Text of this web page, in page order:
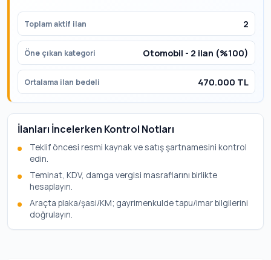
Toplam aktif ilan 2
Öne çıkan kategori Otomobil - 2 ilan (%100)
Ortalama ilan bedeli 470.000 TL
İlanları İncelerken Kontrol Notları
Teklif öncesi resmi kaynak ve satış şartnamesini kontrol
edin.
Teminat, KDV, damga vergisi masraflarını birlikte
hesaplayın.
Araçta plaka/şasi/KM; gayrimenkulde tapu/imar bilgilerini
doğrulayın.